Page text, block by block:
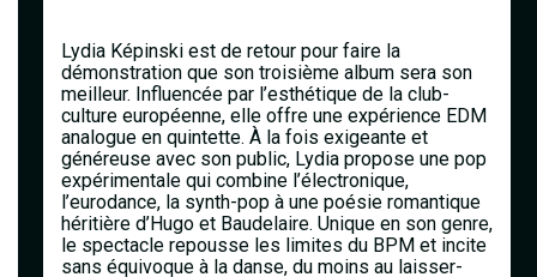
Lydia Képinski est de retour pour faire la
démonstration que son troisième album sera son
meilleur. Influencée par l’esthétique de la club-
culture européenne, elle offre une expérience EDM
analogue en quintette. À la fois exigeante et
généreuse avec son public, Lydia propose une pop
expérimentale qui combine l’électronique,
l’eurodance, la synth-pop à une poésie romantique
héritière d’Hugo et Baudelaire. Unique en son genre,
le spectacle repousse les limites du BPM et incite
sans équivoque à la danse, du moins au laisser-